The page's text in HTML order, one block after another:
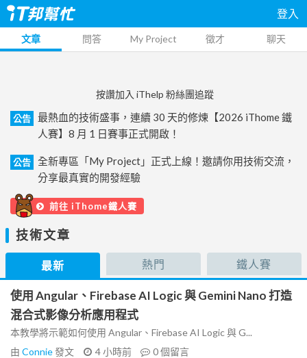
登入
文章 問答 My Project 徵才 聊天
按讚加入 iThelp 粉絲團追蹤
公告
最熱血的技術盛事，連續 30 天的修煉【2026 iThome 鐵
人賽】8 月 1 日賽事正式開啟！
公告
全新專區「My Project」正式上線！邀請你用技術交流，
分享最真實的開發經驗
前往 iThome鐵人賽
技術文章
最新 熱門 鐵人賽
使用 Angular、Firebase AI Logic 與 Gemini Nano 打造
混合式影像分析應用程式
本教學將示範如何使用 Angular、Firebase AI Logic 與 G...
由 Connie發文 4 小時前 0個留言